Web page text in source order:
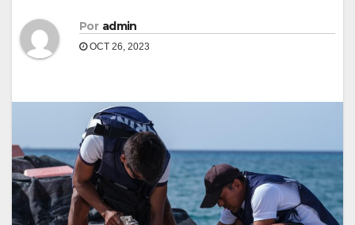
Por admin
OCT 26, 2023